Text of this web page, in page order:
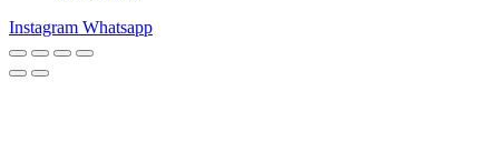
Instagram Whatsapp